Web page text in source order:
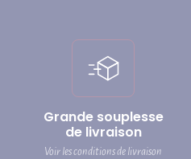
Grande souplesse
de livraison
Voir les conditions de livraison